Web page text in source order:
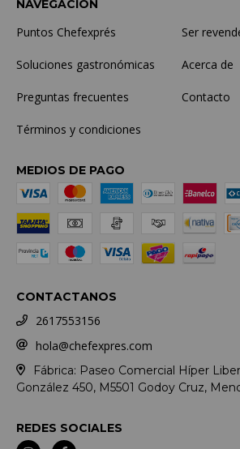
NAVEGACIÓN
Puntos Chefexprés Ser
Soluciones gastronómicas Acerca de
Preguntas frecuentes Contacto
Términos y condiciones
MEDIOS DE PAGO
CONTACTANOS
2617553156
hola@chefexpres.com
Fábrica: Paseo Comercial Híper
González 450, M5501 Godoy Cruz,
REDES SOCIALES